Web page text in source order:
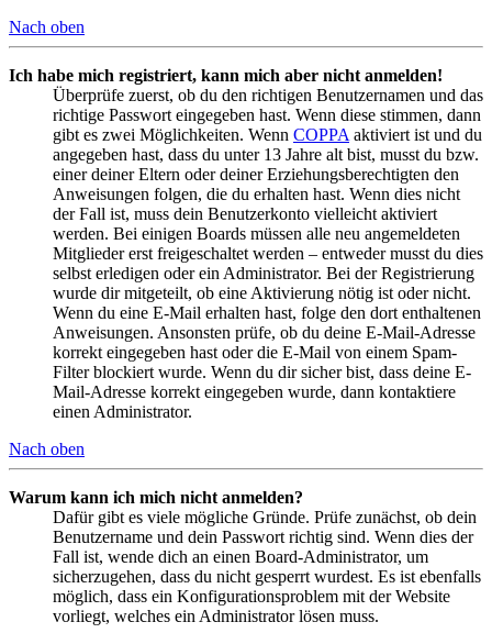
Nach oben
Ich habe mich registriert, kann mich aber nicht anmelden!
Überprüfe zuerst, ob du den richtigen Benutzernamen und das
richtige Passwort eingegeben hast. Wenn diese stimmen, dann
gibt es zwei Möglichkeiten. Wenn COPPA aktiviert ist und du
angegeben hast, dass du unter 13 Jahre alt bist, musst du bzw.
einer deiner Eltern oder deiner Erziehungsberechtigten den
Anweisungen folgen, die du erhalten hast. Wenn dies nicht
der Fall ist, muss dein Benutzerkonto vielleicht aktiviert
werden. Bei einigen Boards müssen alle neu angemeldeten
Mitglieder erst freigeschaltet werden – entweder musst du dies
selbst erledigen oder ein Administrator. Bei der Registrierung
wurde dir mitgeteilt, ob eine Aktivierung nötig ist oder nicht.
Wenn du eine E-Mail erhalten hast, folge den dort enthaltenen
Anweisungen. Ansonsten prüfe, ob du deine E-Mail-Adresse
korrekt eingegeben hast oder die E-Mail von einem Spam-
Filter blockiert wurde. Wenn du dir sicher bist, dass deine E-
Mail-Adresse korrekt eingegeben wurde, dann kontaktiere
einen Administrator.
Nach oben
Warum kann ich mich nicht anmelden?
Dafür gibt es viele mögliche Gründe. Prüfe zunächst, ob dein
Benutzername und dein Passwort richtig sind. Wenn dies der
Fall ist, wende dich an einen Board-Administrator, um
sicherzugehen, dass du nicht gesperrt wurdest. Es ist ebenfalls
möglich, dass ein Konfigurationsproblem mit der Website
vorliegt, welches ein Administrator lösen muss.